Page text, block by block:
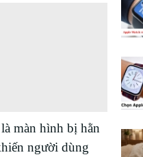
màn hình bị hằn
người dùng